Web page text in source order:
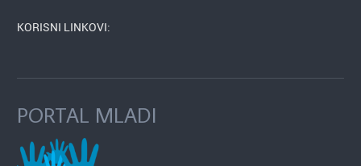
KORISNI LINKOVI:
PORTAL MLADI